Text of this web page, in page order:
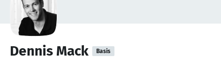
Dennis Mack Basis